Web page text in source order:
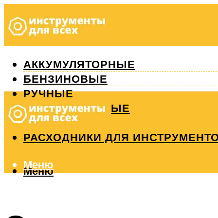
АККУМУЛЯТОРНЫЕ
БЕНЗИНОВЫЕ
РУЧНЫЕ
ИЗМЕРИТЕЛЬНЫЕ
РЕМОНТ
РАСХОДНИКИ ДЛЯ
Меню
Меню